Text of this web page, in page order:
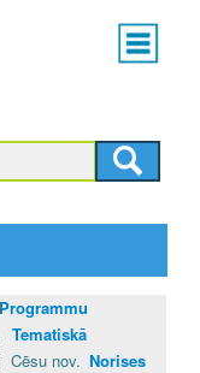
Main
menu
Programmu
Tematiskā
Cēsu nov. Norises